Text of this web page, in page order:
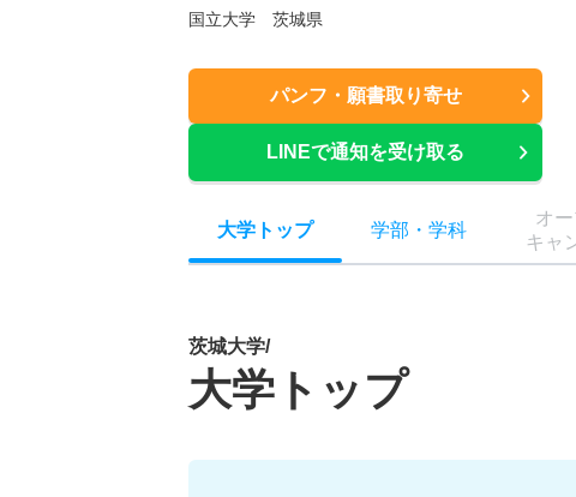
国立大学 茨城県
パンフ・願書取り寄せ
LINEで通知を受け取る
大学トップ 学部 ・ 学科
オー
キャ
茨城大学/
大学トップ